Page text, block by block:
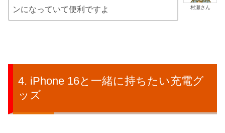
村瀬さん
ンになっていて便利ですよ
iPhone 16と一緒に持ちたい充電グ
ッズ